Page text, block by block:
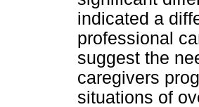
indicated a
professional
suggest the
caregivers
situations of